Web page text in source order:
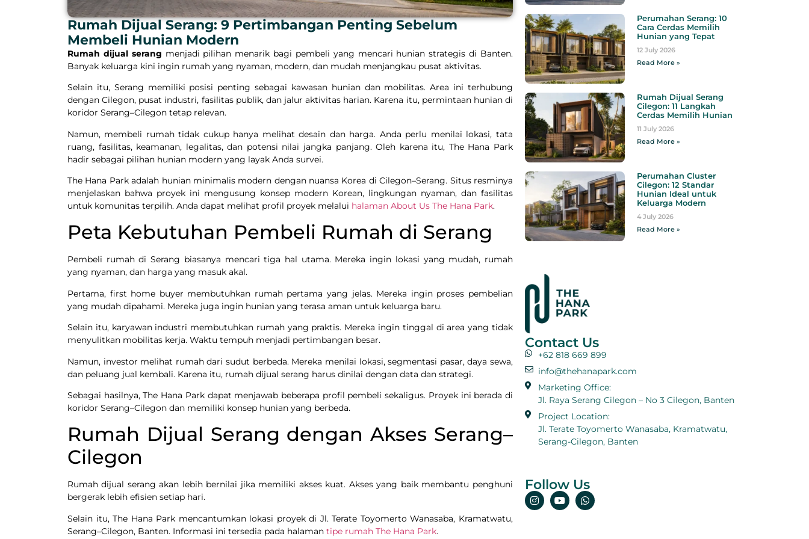
Rumah Dijual Serang: 9 Pertimbangan Penting Sebelum
Membeli Hunian Modern
Rumah dijual serang menjadi pilihan menarik bagi pembeli yang mencari hunian strategis di Banten.
Banyak keluarga kini ingin rumah yang nyaman, modern, dan mudah menjangkau pusat aktivitas.
Selain itu, Serang memiliki posisi penting sebagai kawasan hunian dan mobilitas. Area ini terhubung
dengan Cilegon, pusat industri, fasilitas publik, dan jalur aktivitas harian. Karena itu, permintaan hunian di
koridor Serang–Cilegon tetap relevan.
Namun, membeli rumah tidak cukup hanya melihat desain dan harga. Anda perlu menilai lokasi, tata
ruang, fasilitas, keamanan, legalitas, dan potensi nilai jangka panjang. Oleh karena itu, The Hana Park
hadir sebagai pilihan hunian modern yang layak Anda survei.
The Hana Park adalah hunian minimalis modern dengan nuansa Korea di Cilegon–Serang. Situs resminya
menjelaskan bahwa proyek ini mengusung konsep modern Korean, lingkungan nyaman, dan fasilitas
untuk komunitas terpilih. Anda dapat melihat profil proyek melalui halaman About Us The Hana Park.
Peta Kebutuhan Pembeli Rumah di Serang
Pembeli rumah di Serang biasanya mencari tiga hal utama. Mereka ingin lokasi yang mudah, rumah
yang nyaman, dan harga yang masuk akal.
Pertama, first home buyer membutuhkan rumah pertama yang jelas. Mereka ingin proses pembelian
yang mudah dipahami. Mereka juga ingin hunian yang terasa aman untuk keluarga baru.
Selain itu, karyawan industri membutuhkan rumah yang praktis. Mereka ingin tinggal di area yang tidak
menyulitkan mobilitas kerja. Waktu tempuh menjadi pertimbangan besar.
Namun, investor melihat rumah dari sudut berbeda. Mereka menilai lokasi, segmentasi pasar, daya sewa,
dan peluang jual kembali. Karena itu, rumah dijual serang harus dinilai dengan data dan strategi.
Sebagai hasilnya, The Hana Park dapat menjawab beberapa profil pembeli sekaligus. Proyek ini berada di
koridor Serang–Cilegon dan memiliki konsep hunian yang berbeda.
Rumah Dijual Serang dengan Akses Serang–
Cilegon
Rumah dijual serang akan lebih bernilai jika memiliki akses kuat. Akses yang baik membantu penghuni
bergerak lebih efisien setiap hari.
Selain itu, The Hana Park mencantumkan lokasi proyek di Jl. Terate Toyomerto Wanasaba, Kramatwatu,
Serang–Cilegon, Banten. Informasi ini tersedia pada halaman tipe rumah The Hana Park.
Perumahan Serang: 10
Cara Cerdas Memilih
Hunian yang Tepat
12 July 2026
Read More »
Rumah Dijual Serang
Cilegon: 11 Langkah
Cerdas Memilih Hunian
11 July 2026
Read More »
Perumahan Cluster
Cilegon: 12 Standar
Hunian Ideal untuk
Keluarga Modern
4 July 2026
Read More »
Contact Us
+62 818 669 899
info@thehanapark.com
Marketing Office:
Jl. Raya Serang Cilegon – No 3 Cilegon, Banten
Project Location:
Jl. Terate Toyomerto Wanasaba, Kramatwatu,
Serang-Cilegon, Banten
Follow Us